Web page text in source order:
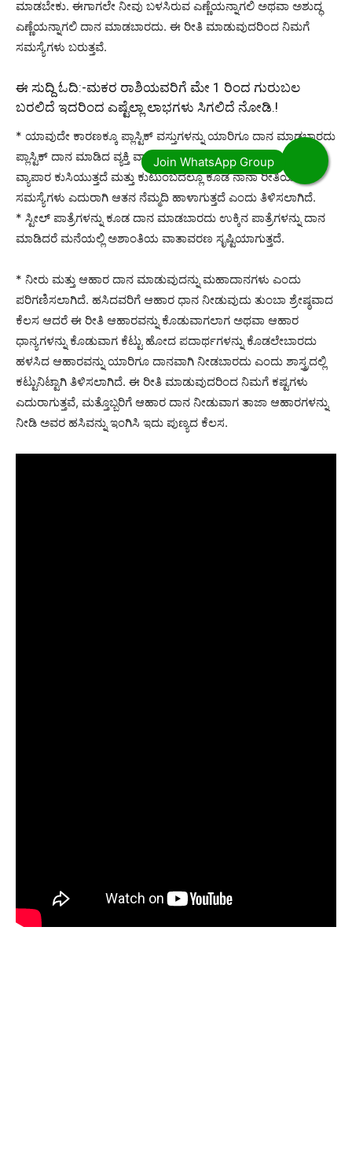
ಮಾಡಬೇಕು. ಈಗಾಗಲೇ ನೀವು ಬಳಸಿರುವ ಎಣ್ಣೆಯನ್ನಾಗಲಿ ಅಥವಾ ಅಶುದ್ಧ
ಎಣ್ಣೆಯನ್ನಾಗಲಿ ದಾನ ಮಾಡಬಾರದು. ಈ ರೀತಿ ಮಾಡುವುದರಿಂದ ನಿಮಗೆ
ಸಮಸ್ಯೆಗಳು ಬರುತ್ತವೆ.
ಈ ಸುದ್ದಿ ಓದಿ:-ಮಕರ ರಾಶಿಯವರಿಗೆ ಮೇ 1 ರಿಂದ ಗುರುಬಲ
ಬರಲಿದೆ ಇದರಿಂದ ಎಷ್ಟೆಲ್ಲಾ ಲಾಭಗಳು ಸಿಗಲಿದೆ ನೋಡಿ.!
* ಯಾವುದೇ ಕಾರಣಕ್ಕೂ ಪ್ಲಾಸ್ಟಿಕ್ ವಸ್ತುಗಳನ್ನು ಯಾರಿಗೂ ದಾನ ಮಾಡಬಾರದು
ಪ್ಲಾಸ್ಟಿಕ್ ದಾನ ಮಾಡಿದ ವ್ಯಕ್ತಿ ವ್ಯಾಪಾರಸ್ಥನಾಗಿದ್ದರೆ ದಿಢೀರ್ ಎಂದು ಆತನ
ವ್ಯಾಪಾರ ಕುಸಿಯುತ್ತದೆ ಮತ್ತು ಕುಟುಂಬದಲ್ಲೂ ಕೂಡ ನಾನಾ ರೀತಿಯ
ಸಮಸ್ಯೆಗಳು ಎದುರಾಗಿ ಆತನ ನೆಮ್ಮದಿ ಹಾಳಾಗುತ್ತದೆ ಎಂದು ತಿಳಿಸಲಾಗಿದೆ.
* ಸ್ಟೀಲ್ ಪಾತ್ರೆಗಳನ್ನು ಕೂಡ ದಾನ ಮಾಡಬಾರದು ಉಕ್ಕಿನ ಪಾತ್ರೆಗಳನ್ನು ದಾನ
ಮಾಡಿದರೆ ಮನೆಯಲ್ಲಿ ಅಶಾಂತಿಯ ವಾತಾವರಣ ಸೃಷ್ಟಿಯಾಗುತ್ತದೆ.
* ನೀರು ಮತ್ತು ಆಹಾರ ದಾನ ಮಾಡುವುದನ್ನು ಮಹಾದಾನಗಳು ಎಂದು
ಪರಿಗಣಿಸಲಾಗಿದೆ. ಹಸಿದವರಿಗೆ ಆಹಾರ ಧಾನ ನೀಡುವುದು ತುಂಬಾ ಶ್ರೇಷ್ಠವಾದ
ಕೆಲಸ ಆದರೆ ಈ ರೀತಿ ಆಹಾರವನ್ನು ಕೊಡುವಾಗಲಾಗ ಅಥವಾ ಆಹಾರ
ಧಾನ್ಯಗಳನ್ನು ಕೊಡುವಾಗ ಕೆಟ್ಟು ಹೋದ ಪದಾರ್ಥಗಳನ್ನು ಕೊಡಲೇಬಾರದು
ಹಳಸಿದ ಆಹಾರವನ್ನು ಯಾರಿಗೂ ದಾನವಾಗಿ ನೀಡಬಾರದು ಎಂದು ಶಾಸ್ತ್ರದಲ್ಲಿ
ಕಟ್ಟುನಿಟ್ಟಾಗಿ ತಿಳಿಸಲಾಗಿದೆ. ಈ ರೀತಿ ಮಾಡುವುದರಿಂದ ನಿಮಗೆ ಕಷ್ಟಗಳು
ಎದುರಾಗುತ್ತವೆ, ಮತ್ತೊಬ್ಬರಿಗೆ ಆಹಾರ ದಾನ ನೀಡುವಾಗ ತಾಜಾ ಆಹಾರಗಳನ್ನು
ನೀಡಿ ಅವರ ಹಸಿವನ್ನು ಇಂಗಿಸಿ ಇದು ಪುಣ್ಯದ ಕೆಲಸ.